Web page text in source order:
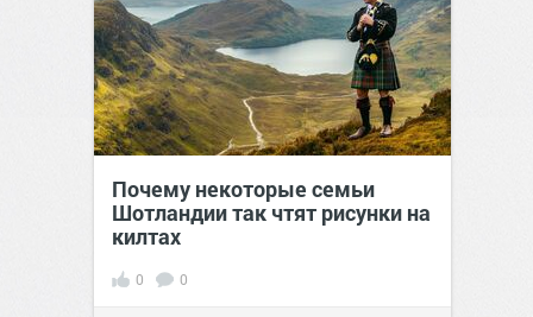
Почему некоторые семьи
Шотландии так чтят рисунки на
килтах
0 0